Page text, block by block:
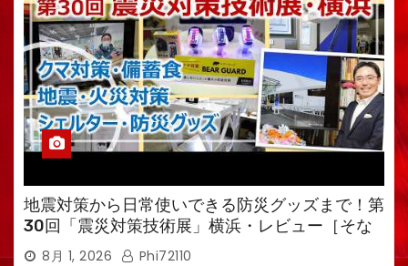
地震対策から日常使いできる防災グッズまで！第
30回「震災対策技術展」横浜・レビュー［そな
えるTV・高荷智也］
8月 1, 2026 Phi72110